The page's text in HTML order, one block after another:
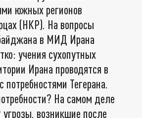
южных регионов
(НКР). На вопросы
в МИД Ирана
учения сухопутных
Ирана проводятся в
потребностями Тегерана.
На самом деле
возникшие после